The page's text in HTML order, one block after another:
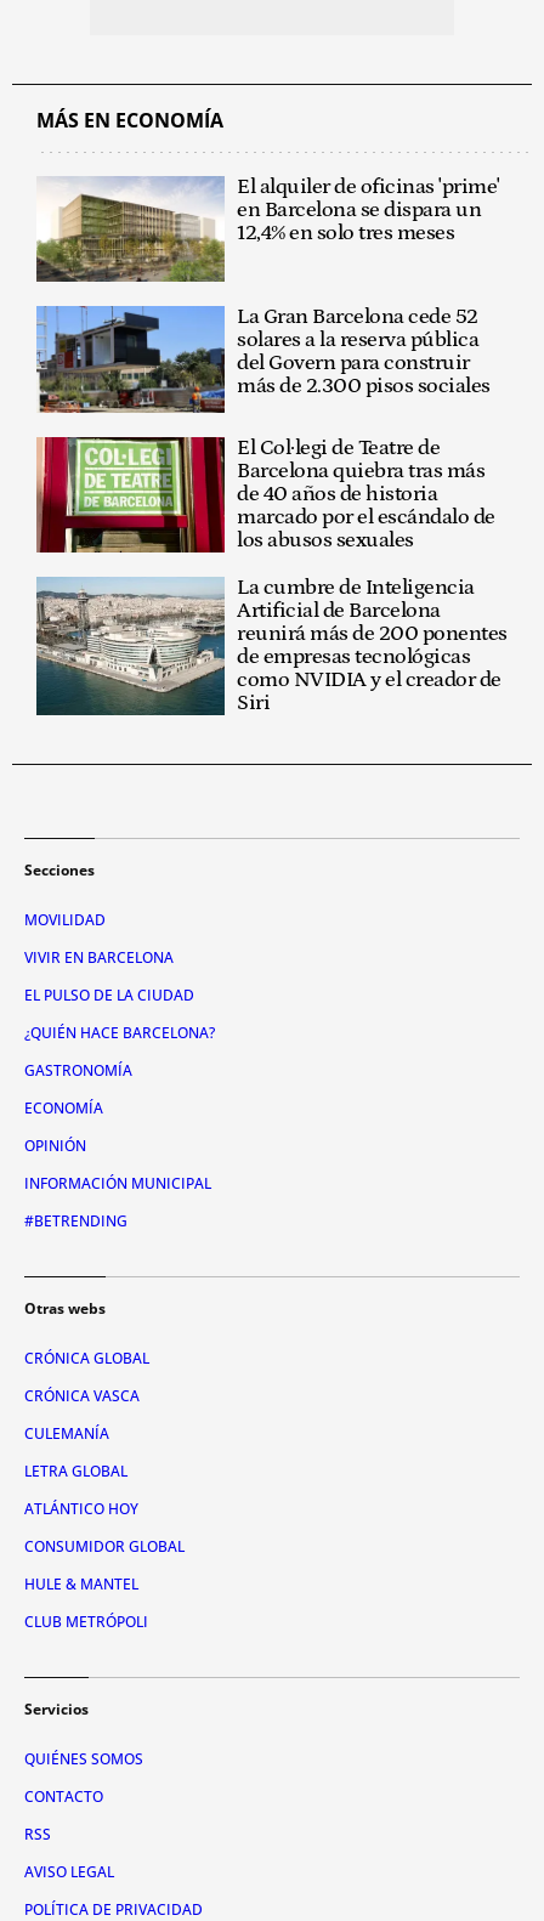
MÁS EN ECONOMÍA
El alquiler de oficinas 'prime'
en Barcelona se dispara un
12,4% en solo tres meses
La Gran Barcelona cede 52
solares a la reserva pública
del Govern para construir
más de 2.300 pisos sociales
El Col·legi de Teatre de
Barcelona quiebra tras más
de 40 años de historia
marcado por el escándalo de
los abusos sexuales
La cumbre de Inteligencia
Artificial de Barcelona
reunirá más de 200 ponentes
de empresas tecnológicas
como NVIDIA y el creador de
Siri
Secciones
MOVILIDAD
VIVIR EN BARCELONA
EL PULSO DE LA CIUDAD
¿QUIÉN HACE BARCELONA?
GASTRONOMÍA
ECONOMÍA
OPINIÓN
INFORMACIÓN MUNICIPAL
#BETRENDING
Otras webs
CRÓNICA GLOBAL
CRÓNICA VASCA
CULEMANÍA
LETRA GLOBAL
ATLÁNTICO HOY
CONSUMIDOR GLOBAL
HULE & MANTEL
CLUB METRÓPOLI
Servicios
QUIÉNES SOMOS
CONTACTO
RSS
AVISO LEGAL
POLÍTICA DE PRIVACIDAD